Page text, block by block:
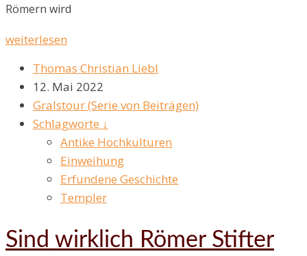
Römern wird
weiterlesen
Thomas Christian Liebl
12. Mai 2022
Gralstour (Serie von Beiträgen)
Schlagworte ↓
Antike Hochkulturen
Einweihung
Erfundene Geschichte
Templer
Sind wirklich Römer Stifter